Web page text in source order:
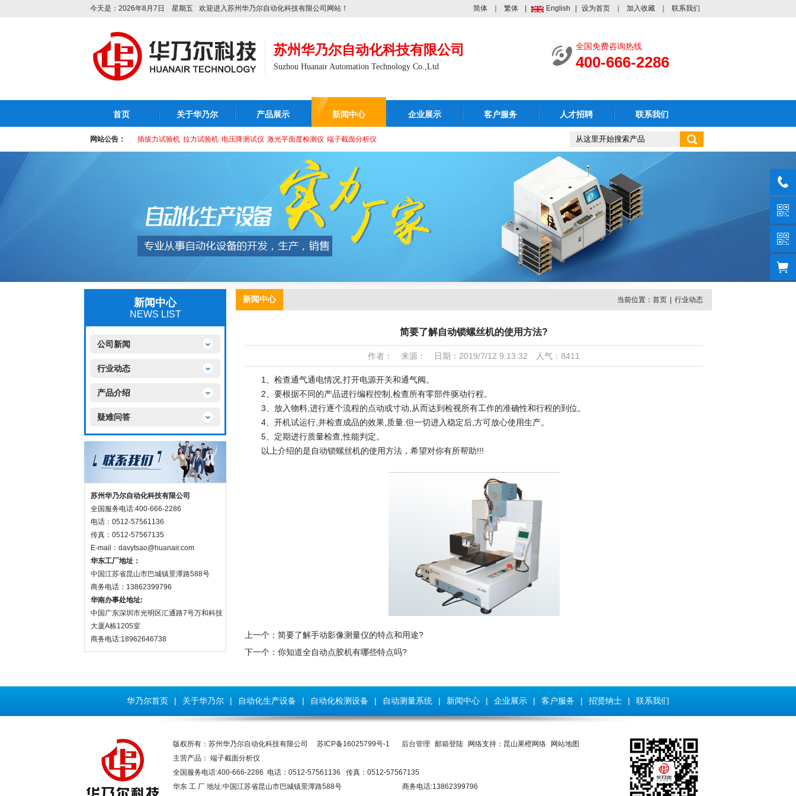
今天是：2026年8月7日 星期五 欢迎进入苏州华乃尔自动化科技有限公司网站！ 简体 繁体 English 设为首页 加入收藏 联系我们
苏州华乃尔自动化科技有限公司
Suzhou Huanair Automation Technology Co.,Ltd
全国免费咨询热线
400-666-2286
首页 关于华乃尔 产品展示 新闻中心 企业展示 客户服务 人才招聘 联系我们
网站公告： 插拔力试验机 拉力试验机 电压降测试仪 激光平面度检测仪 端子截面分析仪
新闻中心
NEWS LIST
公司新闻
行业动态
产品介绍
疑难问答
苏州华乃尔自动化科技有限公司
全国服务电话:400-666-2286
电话：0512-57561136
传真：0512-57567135
E-mail：davytsao@huanair.com
华东工厂地址：
中国江苏省昆山市巴城镇景潭路588号
商务电话：13862399796
华南办事处地址:
中国广东深圳市光明区汇通路7号万和科技
大厦A栋1205室
商务电话:18962646738
新闻中心 当前位置： 首页 行业动态
简要了解自动锁螺丝机的使用方法?
作者： 来源： 日期：2019/7/12 9:13:32 人气：8411
1、检查通气通电情况,打开电源开关和通气阀。
2、要根据不同的产品进行编程控制,检查所有零部件驱动行程。
3、放入物料,进行逐个流程的点动或寸动,从而达到检视所有工作的准确性和行程的到位。
4、开机试运行,并检查成品的效果,质量.但一切进入稳定后,方可放心使用生产。
5、定期进行质量检查,性能判定。
以上介绍的是自动锁螺丝机的使用方法，希望对你有所帮助!!!
上一个： 简要了解手动影像测量仪的特点和用途?
下一个： 你知道全自动点胶机有哪些特点吗?
华乃尔首页 | 关于华乃尔 | 自动化生产设备 | 自动化检测设备 | 自动测量系统 | 新闻中心 | 企业展示 | 客户服务 | 招贤纳士 | 联系我们
版权所有：苏州华乃尔自动化科技有限公司 苏ICP备16025799号-1 后台管理 邮箱登陆 网络支持：昆山果橙网络
网站地图
主营产品： 端子截面分析仪
全国服务电话:400-666-2286 电话：0512-57561136 传真：0512-57567135
华东 工 厂 地址:中国江苏省昆山市巴城镇景潭路588号 商务电话:13862399796